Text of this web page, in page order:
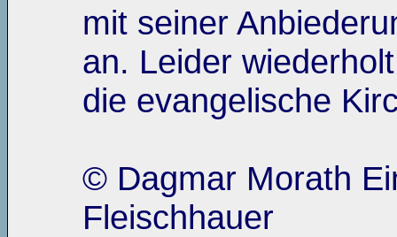
mit seiner
an. Leider
die evangelische
© Dagmar Morath
Fleischhauer